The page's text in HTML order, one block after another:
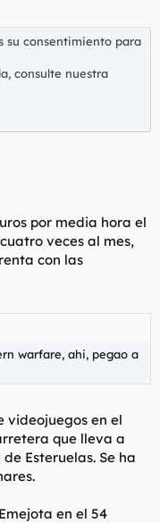
su consentimiento para
consulte nuestra
por media hora el
veces al mes,
con las
warfare, ahi, pegao a
videojuegos en el
que lleva a
Esteruelas. Se ha
en el 54